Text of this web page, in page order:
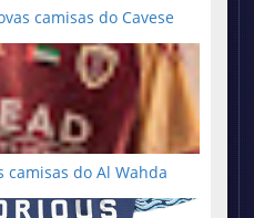
camisas do Cavese
camisas do Al Wahda